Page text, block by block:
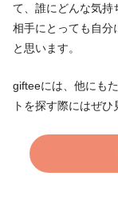
て、誰にどんな気持
相手にとっても自分
と思います。
gifteeには、他にも
トを探す際にはぜひ